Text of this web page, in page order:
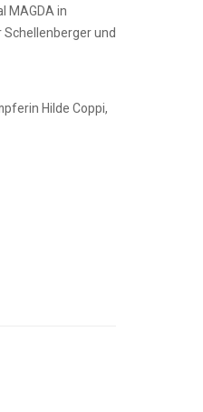
MAGDA in
Schellenberger und
Hilde Coppi,